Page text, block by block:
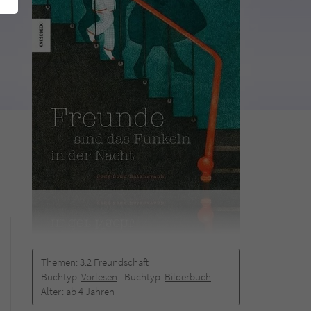
Themen: 3.2 Freundschaft
Buchtyp: Vorlesen Buchtyp: Bilderbuch
Alter: ab 4 Jahren